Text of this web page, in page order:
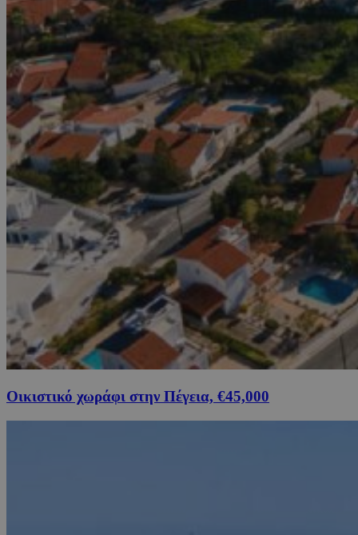
Οικιστικό χωράφι στην Πέγεια, €45,000